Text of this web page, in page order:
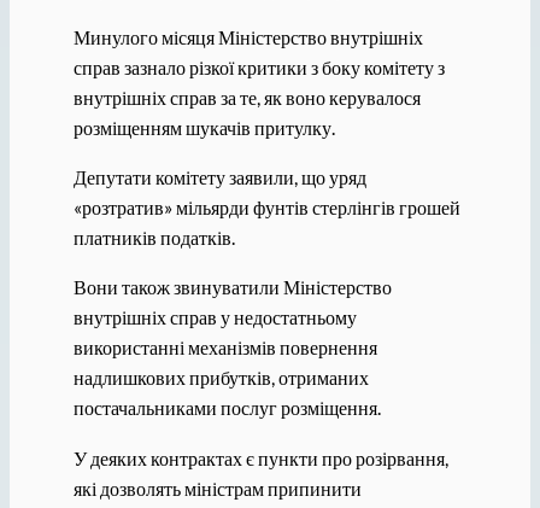
Минулого місяця Міністерство внутрішніх
справ зазнало різкої критики з боку комітету з
внутрішніх справ за те, як воно керувалося
розміщенням шукачів притулку.
Депутати комітету заявили, що уряд
«розтратив» мільярди фунтів стерлінгів грошей
платників податків.
Вони також звинуватили Міністерство
внутрішніх справ у недостатньому
використанні механізмів повернення
надлишкових прибутків, отриманих
постачальниками послуг розміщення.
У деяких контрактах є пункти про розірвання,
які дозволять міністрам припинити